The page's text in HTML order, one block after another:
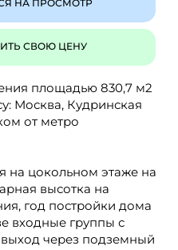
НА ПРОСМОТР
СВОЮ ЦЕНУ
площадью 830,7 м2
Москва, Кудринская
от метро
на цокольном этаже на
высотка на
год постройки дома
входные группы с
через подземный